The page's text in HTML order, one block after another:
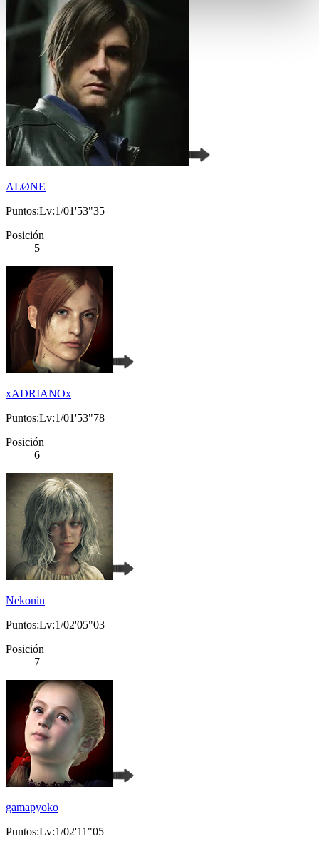
ΛLØNE
Puntos:Lv:1/01'53"35
Posición
5
xADRIANOx
Puntos:Lv:1/01'53"78
Posición
6
Nekonin
Puntos:Lv:1/02'05"03
Posición
7
gamapyoko
Puntos:Lv:1/02'11"05